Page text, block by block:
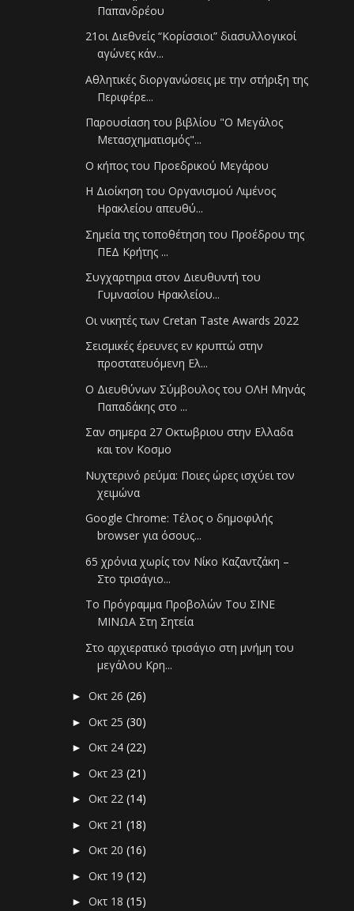
Παπανδρέου
21οι Διεθνείς “Κορίσσιοι” διασυλλογικοί
αγώνες κάν...
Αθλητικές διοργανώσεις με την στήριξη της
Περιφέρε...
Παρουσίαση του βιβλίου "Ο Μεγάλος
Μετασχηματισμός"...
Ο κήπος του Προεδρικού Μεγάρου
Η Διοίκηση του Οργανισμού Λιμένος
Ηρακλείου απευθύ...
Σημεία της τοποθέτηση του Προέδρου της
ΠΕΔ Κρήτης ...
Συγχαρτηρια στον Διευθυντή του
Γυμνασίου Ηρακλείου...
Οι νικητές των Cretan Taste Awards 2022
Σεισμικές έρευνες εν κρυπτώ στην
προστατευόμενη Ελ...
Ο Διευθύνων Σύμβουλος του ΟΛΗ Μηνάς
Παπαδάκης στο ...
Σαν σημερα 27 Οκτωβριου στην Ελλαδα
και τον Κοσμο
Νυχτερινό ρεύμα: Ποιες ώρες ισχύει τον
χειμώνα
Google Chrome: Τέλος ο δημοφιλής
browser για όσους...
65 χρόνια χωρίς τον Νίκο Καζαντζάκη –
Στο τρισάγιο...
Το Πρόγραμμα Προβολών Του ΣΙΝΕ
ΜΙΝΩΑ Στη Σητεία
Στο αρχιερατικό τρισάγιο στη μνήμη του
μεγάλου Κρη...
►Οκτ 26(26)
►Οκτ 25(30)
►Οκτ 24(22)
►Οκτ 23(21)
►Οκτ 22(14)
►Οκτ 21(18)
►Οκτ 20(16)
►Οκτ 19(12)
►Οκτ 18(15)